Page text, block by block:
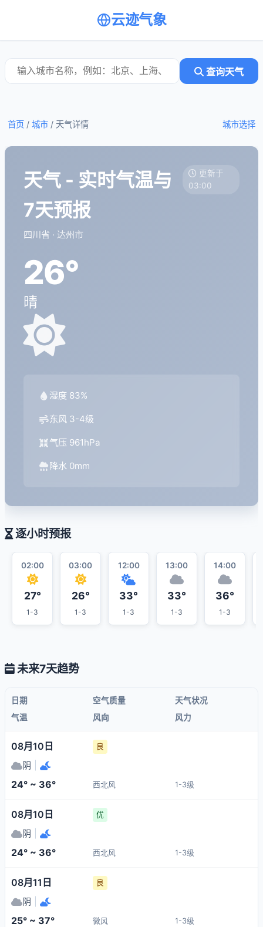
云迹气象
查询天气
城市选择
首页 / 城市 / 天气详情
天气 - 实时气温与
7天预报
四川省 · 达州市
更新于
03:00
26°
晴
湿度 83%
东风 3-4级
气压 961hPa
降水 0mm
逐小时预报
02:00
27°
1-3
03:00
26°
1-3
12:00
33°
1-3
13:00
33°
1-3
14:00
36°
1-3
未来7天趋势
日期 空气质量
天气状况
气温
风向 风力
08月10日 良
阴
24° ~ 36° 西北风 1-3级
08月10日 优
阴
24° ~ 36° 西北风 1-3级
08月11日 良
阴
25° ~ 37° 微风 1-3级